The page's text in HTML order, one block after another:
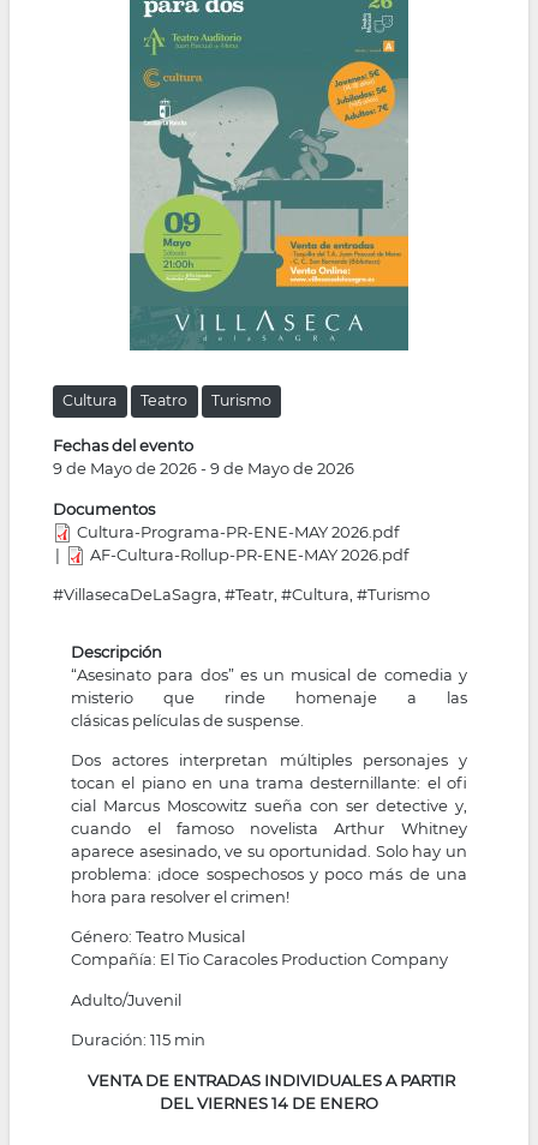
navegación
Cultura Teatro Turismo
Fechas del evento
9 de Mayo de 2026-9 de Mayo de 2026
Documentos
Cultura-Programa-PR-ENE-MAY 2026.pdf
AF-Cultura-Rollup-PR-ENE-MAY 2026.pdf
#VillasecaDeLaSagra, #Teatr, #Cultura, #Turismo
Descripción
“Asesinato para dos” es un musical de comedia y
misterio que rinde homenaje a las
clásicas películas de suspense.
Dos actores interpretan múltiples personajes y
tocan el piano en una trama desternillante: el ofi
cial Marcus Moscowitz sueña con ser detective y,
cuando el famoso novelista Arthur Whitney
aparece asesinado, ve su oportunidad. Solo hay un
problema: ¡doce sospechosos y poco más de una
hora para resolver el crimen!
Género: Teatro Musical
Compañía: El Tio Caracoles Production Company
Adulto/Juvenil
Duración: 115 min
VENTA DE ENTRADAS INDIVIDUALES A PARTIR
DEL VIERNES 14 DE ENERO